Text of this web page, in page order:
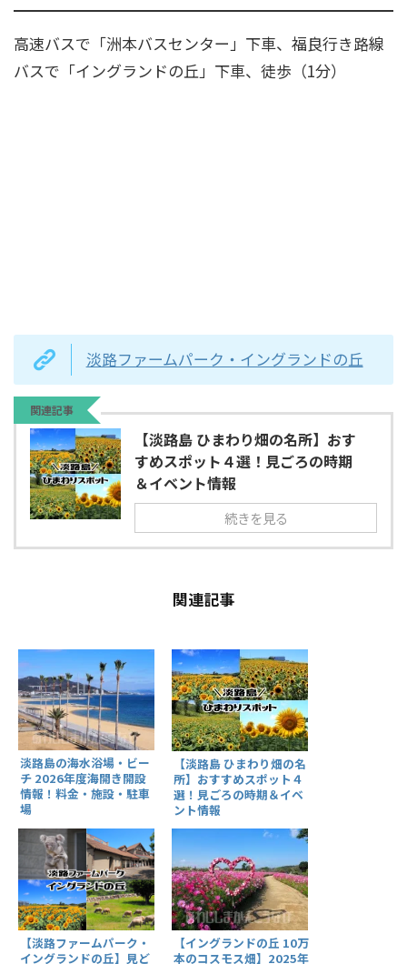
高速バスで「洲本バスセンター」下車、福良行き路線
バスで「イングランドの丘」下車、徒歩（1分）
淡路ファームパーク・イングランドの丘
関連記事
【淡路島 ひまわり畑の名所】おす
すめスポット４選！見ごろの時期
＆イベント情報
続きを見る
関連記事
淡路島の海水浴場・ビー
チ 2026年度海開き開設
情報！料金・施設・駐車
場
【淡路島 ひまわり畑の名
所】おすすめスポット４
選！見ごろの時期＆イベ
ント情報
【淡路ファームパーク・
イングランドの丘】見ど
【イングランドの丘 10万
本のコスモス畑】2025年